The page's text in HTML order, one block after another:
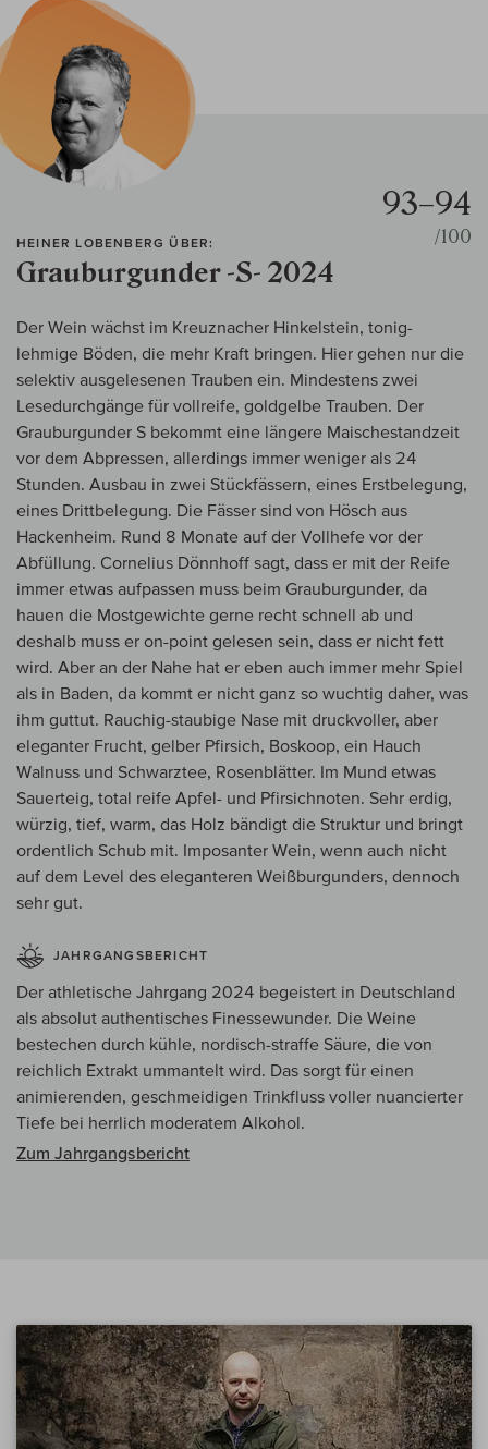
HEINER LOBENBERG ÜBER:
Grauburgunder -S- 2024
93–94
/100
Der Wein wächst im Kreuznacher Hinkelstein, tonig-
lehmige Böden, die mehr Kraft bringen. Hier gehen nur die
selektiv ausgelesenen Trauben ein. Mindestens zwei
Lesedurchgänge für vollreife, goldgelbe Trauben. Der
Grauburgunder S bekommt eine längere Maischestandzeit
vor dem Abpressen, allerdings immer weniger als 24
Stunden. Ausbau in zwei Stückfässern, eines Erstbelegung,
eines Drittbelegung. Die Fässer sind von Hösch aus
Hackenheim. Rund 8 Monate auf der Vollhefe vor der
Abfüllung. Cornelius Dönnhoff sagt, dass er mit der Reife
immer etwas aufpassen muss beim Grauburgunder, da
hauen die Mostgewichte gerne recht schnell ab und
deshalb muss er on-point gelesen sein, dass er nicht fett
wird. Aber an der Nahe hat er eben auch immer mehr Spiel
als in Baden, da kommt er nicht ganz so wuchtig daher, was
ihm guttut. Rauchig-staubige Nase mit druckvoller, aber
eleganter Frucht, gelber Pfirsich, Boskoop, ein Hauch
Walnuss und Schwarztee, Rosenblätter. Im Mund etwas
Sauerteig, total reife Apfel- und Pfirsichnoten. Sehr erdig,
würzig, tief, warm, das Holz bändigt die Struktur und bringt
ordentlich Schub mit. Imposanter Wein, wenn auch nicht
auf dem Level des eleganteren Weißburgunders, dennoch
sehr gut.
JAHRGANGSBERICHT
Der athletische Jahrgang 2024 begeistert in Deutschland
als absolut authentisches Finessewunder. Die Weine
bestechen durch kühle, nordisch-straffe Säure, die von
reichlich Extrakt ummantelt wird. Das sorgt für einen
animierenden, geschmeidigen Trinkfluss voller nuancierter
Tiefe bei herrlich moderatem Alkohol.
Zum Jahrgangsbericht